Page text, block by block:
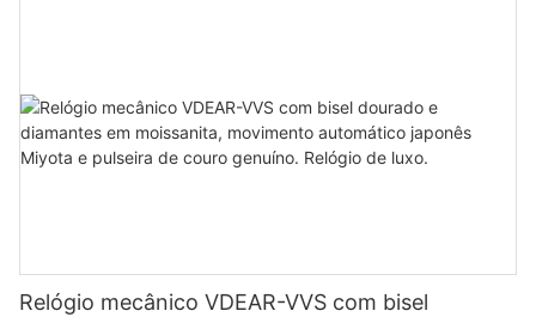
Relógio mecânico VDEAR-VVS com bisel